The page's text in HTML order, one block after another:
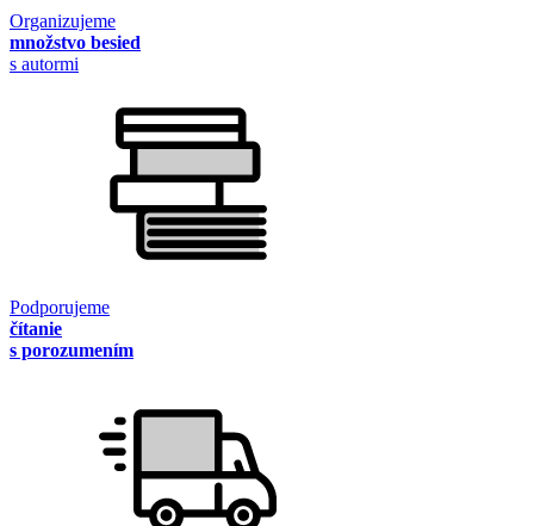
Organizujeme
množstvo besied
s autormi
Podporujeme
čítanie
s porozumením